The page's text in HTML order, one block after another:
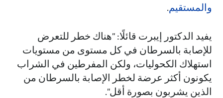
والمستقيم.
يفيد الدكتور إيبرت قائلًا: "هناك خطر للتعرض
للإصابة بالسرطان في كل مستوى من مستويات
استهلاك الكحوليات، ولكن المفرطين في الشراب
يكونون أكثر عرضة لخطر الإصابة بالسرطان من
الذين يشربون بصورة أقل".